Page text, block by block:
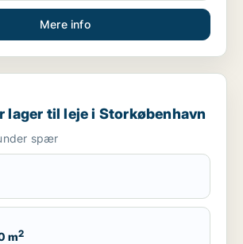
Mere info
til leje i Storkøbenhavn
lager til leje i Storkøbenhavn
spær
m2